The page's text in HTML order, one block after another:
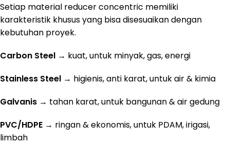
Setiap material reducer concentric memiliki
karakteristik khusus yang bisa disesuaikan dengan
kebutuhan proyek.
Carbon Steel → kuat, untuk minyak, gas, energi
Stainless Steel → higienis, anti karat, untuk air & kimia
Galvanis → tahan karat, untuk bangunan & air gedung
PVC/HDPE → ringan & ekonomis, untuk PDAM, irigasi,
limbah